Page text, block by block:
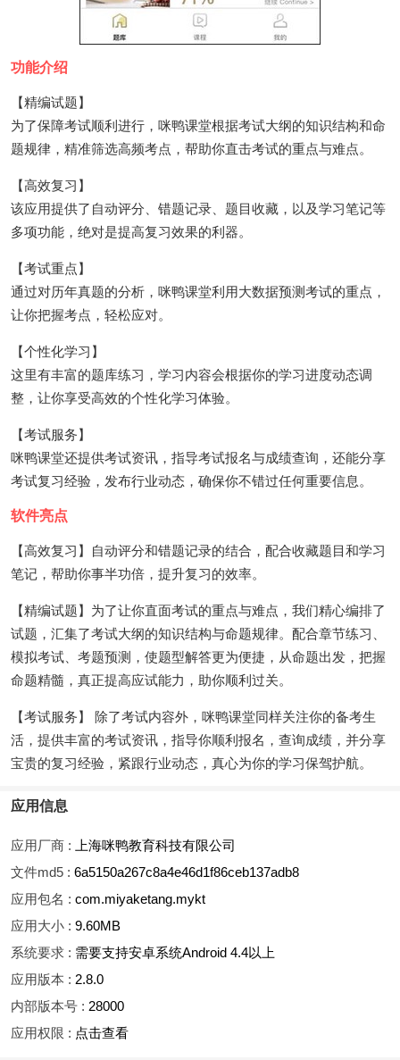
功能介绍
【精编试题】
为了保障考试顺利进行，咪鸭课堂根据考试大纲的知识结构和命
题规律，精准筛选高频考点，帮助你直击考试的重点与难点。
【高效复习】
该应用提供了自动评分、错题记录、题目收藏，以及学习笔记等
多项功能，绝对是提高复习效果的利器。
【考试重点】
通过对历年真题的分析，咪鸭课堂利用大数据预测考试的重点，
让你把握考点，轻松应对。
【个性化学习】
这里有丰富的题库练习，学习内容会根据你的学习进度动态调
整，让你享受高效的个性化学习体验。
【考试服务】
咪鸭课堂还提供考试资讯，指导考试报名与成绩查询，还能分享
考试复习经验，发布行业动态，确保你不错过任何重要信息。
软件亮点
【高效复习】自动评分和错题记录的结合，配合收藏题目和学习
笔记，帮助你事半功倍，提升复习的效率。
【精编试题】为了让你直面考试的重点与难点，我们精心编排了
试题，汇集了考试大纲的知识结构与命题规律。配合章节练习、
模拟考试、考题预测，使题型解答更为便捷，从命题出发，把握
命题精髓，真正提高应试能力，助你顺利过关。
【考试服务】 除了考试内容外，咪鸭课堂同样关注你的备考生
活，提供丰富的考试资讯，指导你顺利报名，查询成绩，并分享
宝贵的复习经验，紧跟行业动态，真心为你的学习保驾护航。
应用信息
应用厂商 :
上海咪鸭教育科技有限公司
文件md5 : 6a5150a267c8a4e46d1f86ceb137adb8
应用包名 : com.miyaketang.mykt
应用大小 : 9.60MB
系统要求 : 需要支持安卓系统Android 4.4以上
应用版本 : 2.8.0
内部版本号 : 28000
应用权限 : 点击查看